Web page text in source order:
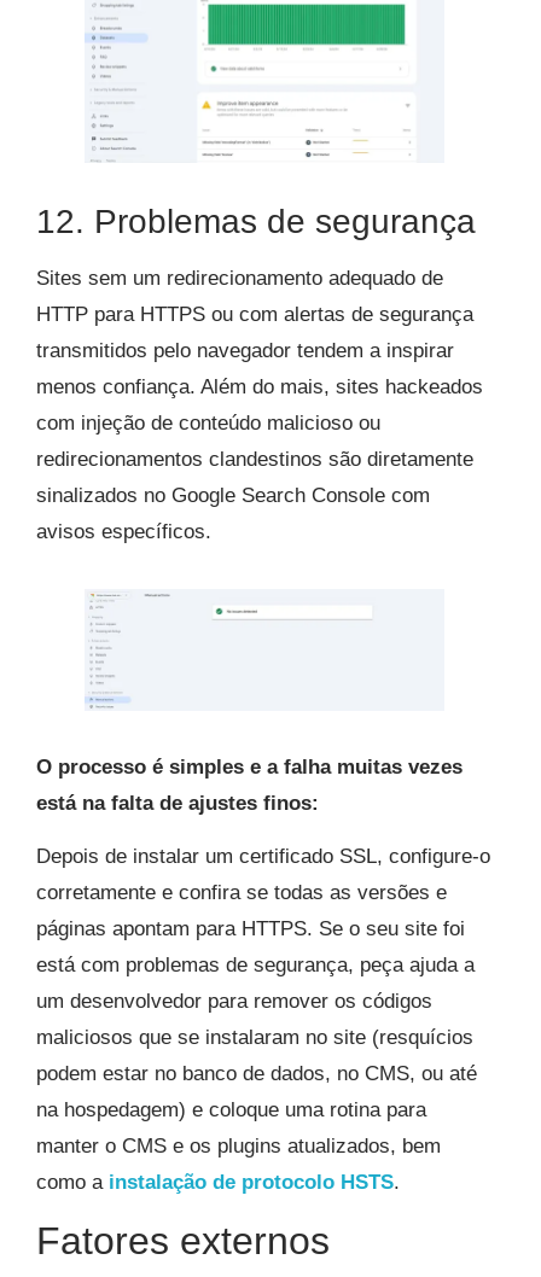
12. Problemas de segurança
Sites sem um redirecionamento adequado de
HTTP para HTTPS ou com alertas de segurança
transmitidos pelo navegador tendem a inspirar
menos confiança. Além do mais, sites hackeados
com injeção de conteúdo malicioso ou
redirecionamentos clandestinos são diretamente
sinalizados no Google Search Console com
avisos específicos.
O processo é simples e a falha muitas vezes
está na falta de ajustes finos:
Depois de instalar um certificado SSL, configure-o
corretamente e confira se todas as versões e
páginas apontam para HTTPS. Se o seu site foi
está com problemas de segurança, peça ajuda a
um desenvolvedor para remover os códigos
maliciosos que se instalaram no site (resquícios
podem estar no banco de dados, no CMS, ou até
na hospedagem) e coloque uma rotina para
manter o CMS e os plugins atualizados, bem
como a instalação de protocolo HSTS.
Fatores externos